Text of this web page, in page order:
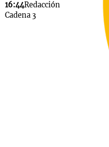
16:44Redacción
Cadena 3